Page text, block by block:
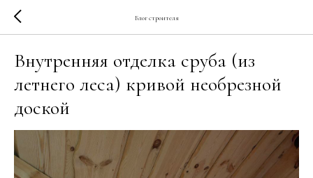
Блог строителя
Внутренняя отделка сруба (из
летнего леса) кривой необрезной
доской